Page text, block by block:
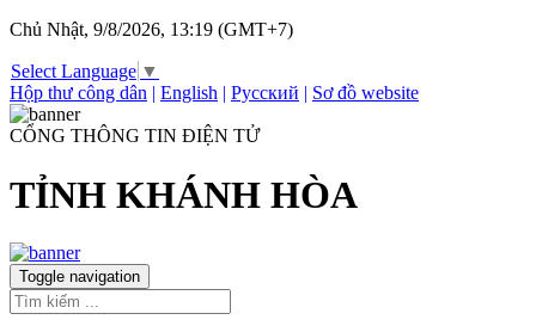
Chủ Nhật, 9/8/2026, 13:19 (GMT+7)
Select Language ▼
Hộp thư công dân | English | Русский | Sơ đồ website
CỔNG THÔNG TIN ĐIỆN TỬ
TỈNH KHÁNH HÒA
Toggle navigation